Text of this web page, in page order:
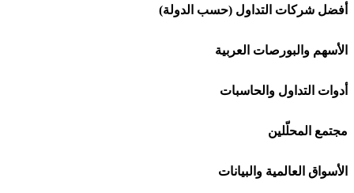
شركة Capital.com
افاتريد AvaTrade
اكسنس Exness
منصة بينانس
أفضل شركات التداول (حسب الدولة)
شركات تداول في السعودية
شركات تداول في الإمارات
شركات تداول في الكويت
شركات تداول في قطر
الأسهم والبورصات العربية
🌍 كل البورصات العربية
🇸🇦 السوق السعودية
🇦🇪 أسواق الإمارات
أدوات التداول والحاسبات
🕌 حاسبة الزكاة
💱 محول العملات
مجتمع المحلّلين
🧱 حائط المجتمع
الأسواق العالمية والبيانات